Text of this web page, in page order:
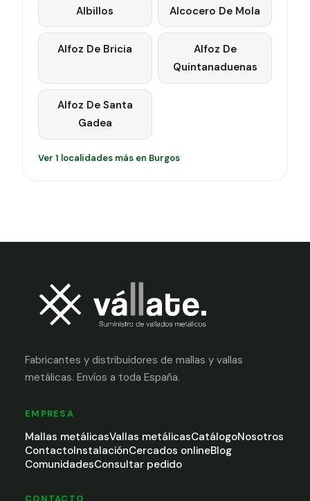
Albillos Alcocero De Mola
Alfoz De Bricia
Alfoz De
Quintanaduenas
Alfoz De Santa
Gadea
Ver 1 localidades más en Burgos
Fabricantes y distribuidores de mallas y vallas
metálicas. Envíos a toda España.
EMPRESA
Mallas metálicasVallas metálicasCatálogoNosotros
ContactoInstalaciónCercados onlineBlog
ComunidadesConsultar pedido